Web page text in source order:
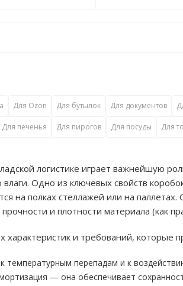
Для Ozon Для бутылок Для документов
Для печенья Для пирогов Для посуды Для
логистике играет важнейшую
Одно из ключевых свойств
на полках стеллажей или на
и плотности материала (как
характеристик и требований, которые
температурным перепадам и к
— она обеспечивает